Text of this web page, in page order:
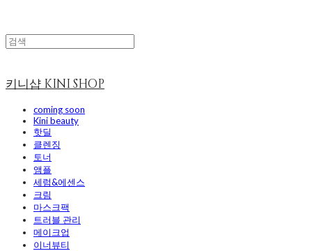
키니샵 KINI SHOP
coming soon
Kini beauty
핫딜
클렌징
토너
앰플
세럼&에센스
크림
마스크팩
트러블 관리
메이크업
이너뷰티